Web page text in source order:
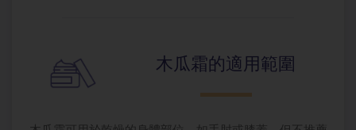
木瓜霜的適用 範圍